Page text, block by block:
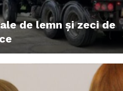
de lemn și zeci de